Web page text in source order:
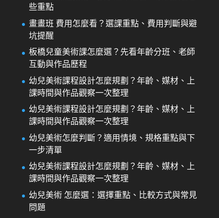
些重點
畫畫班 費用怎麼看？選課重點、費用判斷與避
坑提醒
板橋兒童美術課怎麼選？先看年齡分班、老師
互動與作品歷程
幼兒美術課程設計怎麼規劃？年齡、媒材、上
課時間與作品觀察一次整理
幼兒美術課程設計怎麼規劃？年齡、媒材、上
課時間與作品觀察一次整理
幼兒美術怎麼判斷？適用情境、規格重點與下
一步清單
幼兒美術課程設計怎麼規劃？年齡、媒材、上
課時間與作品觀察一次整理
幼兒美術 怎麼選：選擇重點、比較方式與常見
問題